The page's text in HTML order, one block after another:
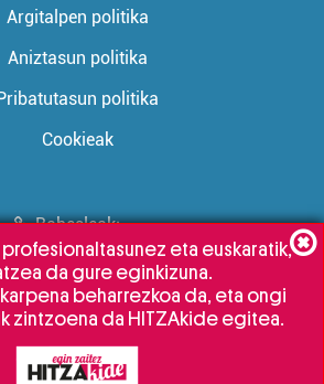
Argitalpen politika
Aniztasun politika
politika
Cookieak
Babesleak:
eta euskaratik,
da gure eginkizuna.
beharrezkoa da, eta ongi
zintzoena da HITZAkide egitea.